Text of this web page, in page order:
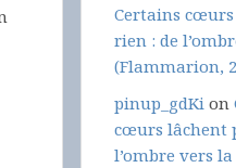
Certains
rien : de
(Flammarion,
pinup_gdKi on
cœurs lâchent
l’ombre vers